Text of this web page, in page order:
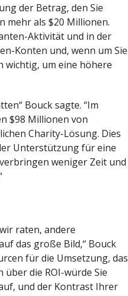
der Betrag, den Sie
mehr als $20 Millionen.
Aktivität und in der
Konten und, wenn um Sie
wichtig, um eine höhere
Bouck sagte. “Im
$98 Millionen von
Charity-Lösung. Dies
Unterstützung für eine
weniger Zeit und
raten, andere
das große Bild,“ Bouck
für die Umsetzung, das
die ROI-würde Sie
und der Kontrast Ihrer